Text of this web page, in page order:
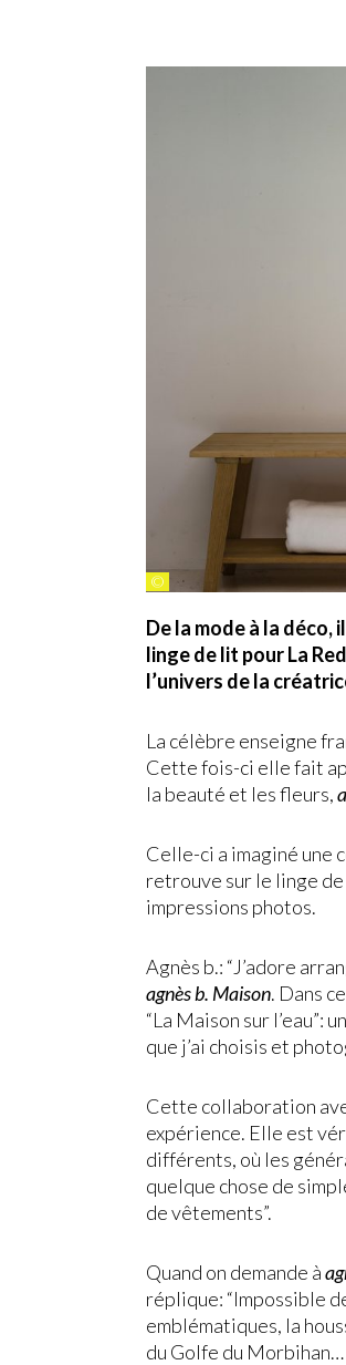
©
De la mode à la déco,
linge de lit pour La
l’univers de la
La célèbre enseigne
Cette fois-ci elle fait
la beauté et les fleurs,
Celle-ci a imaginé une
retrouve sur le linge
impressions photos.
Agnès b.: “J’adore
agnès b. Maison. Dans
“La Maison sur l’eau”:
que j’ai choisis et
Cette collaboration
expérience. Elle est
différents, où les
quelque chose de
de vêtements”.
Quand on demande à
réplique: “Impossible
emblématiques, la
du Golfe du